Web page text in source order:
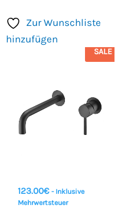
Zur Wunschliste
hinzufügen
SALE
123.00€ - Inklusive
Mehrwertsteuer